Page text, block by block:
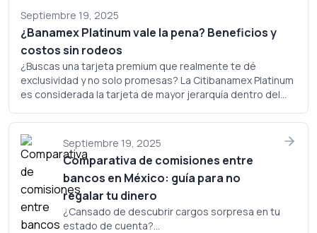
Septiembre 19, 2025
¿Banamex Platinum vale la pena? Beneficios y
costos sin rodeos
¿Buscas una tarjeta premium que realmente te dé
exclusividad y no solo promesas? La Citibanamex Platinum
es considerada la tarjeta de mayor jerarquía dentro del
costo? Analicemos a fondo si este plástico merece un
lugar en tu cartera.Septiembre 19, 2025
Comparativa de comisiones entre
bancos en México: guía para no
regalar tu dinero
¿Cansado de descubrir cargos sorpresa en tu
estado de cuenta?...